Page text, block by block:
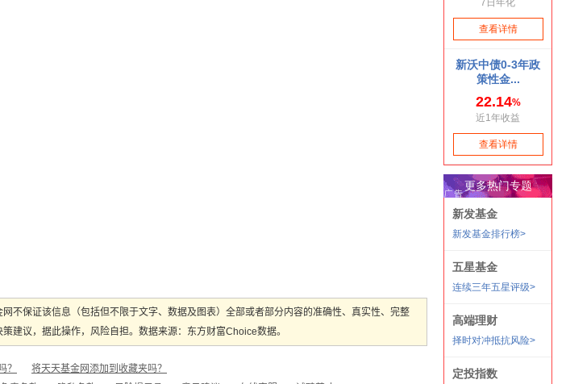
不保证该信息（包括但不限于文字、数据及图表）全部或者部分内容的准确性、真实性、完整
建议，据此操作，风险自担。数据来源：东方财富Choice数据。
？
将天天基金网添加到收藏夹吗？